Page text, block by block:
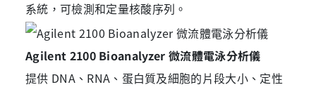
系統，可檢測和定量核酸序列。
Agilent 2100 Bioanalyzer 微流體電泳分析儀
提供 DNA、RNA、蛋白質及細胞的片段大小、定性